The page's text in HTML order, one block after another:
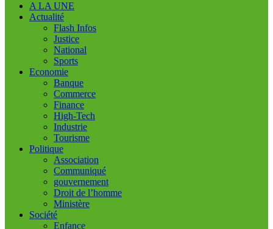
A LA UNE
Actualité
Flash Infos
Justice
National
Sports
Economie
Banque
Commerce
Finance
High-Tech
Industrie
Tourisme
Politique
Association
Communiqué
gouvernement
Droit de l’homme
Ministère
Société
Enfance